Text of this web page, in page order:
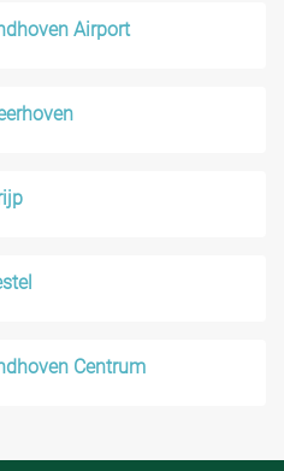
Airport
Centrum